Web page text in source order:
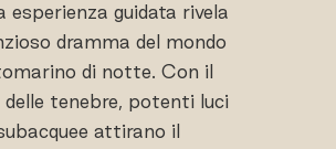
esperienza guidata rivela
dramma del mondo
di notte. Con il
delle tenebre, potenti luci
attirano il